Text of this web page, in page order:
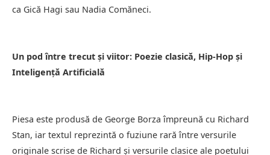
ca Gică Hagi sau Nadia Comăneci.
Un pod între trecut și viitor: Poezie clasică, Hip-Hop și
Inteligență Artificială
Piesa este produsă de George Borza împreună cu Richard
Stan, iar textul reprezintă o fuziune rară între versurile
originale scrise de Richard și versurile clasice ale poetului